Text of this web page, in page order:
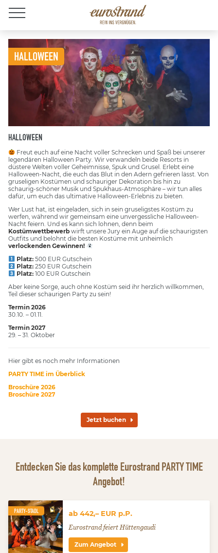
Jobs
HALLOWEEN
HALLOWEEN
Freut euch auf eine Nacht voller Schrecken und Spaß bei unserer
legendären Halloween Party. Wir verwandeln beide Resorts in
düstere Welten voller Geheimnisse, Spuk und Grusel. Erlebt eine
Halloween-Nacht, die euch das Blut in den Adern gefrieren lässt. Von
gruseligen Kostümen und schauriger Dekoration bis hin zu
schaurig-schöner Musik und Spukhaus-Atmosphäre – wir tun alles
dafür, um euch das ultimative Halloween-Erlebnis zu bieten.
Wer Lust hat, ist eingeladen, sich in sein gruseligstes Kostüm zu
werfen, während wir gemeinsam eine unvergessliche Halloween-
Nacht feiern. Und es kann sich lohnen, denn beim
Kostümwettbewerb wirft unsere Jury ein Auge auf die schaurigsten
Outfits und belohnt die besten Kostüme mit unheimlich
verlockenden Gewinnen!
Platz:500 EUR Gutschein
Platz:250 EUR Gutschein
Platz:100 EUR Gutschein
Aber keine Sorge, auch ohne Kostüm seid ihr herzlich willkommen,
Teil dieser schaurigen Party zu sein!
Termin 2026
30.10. – 01.11.
Termin 2027
29. –31. Oktober
Hier gibt es noch mehr Informationen
PARTY TIME im Überblick
Broschüre 2026
Broschüre 2027
Jetzt buchen
Entdecken Sie das komplette Eurostrand PARTY TIME
Angebot!
PARTY-STADL ab 442,– EUR p.P.
Eurostrand feiert Hüttengaudi
Zum Angebot